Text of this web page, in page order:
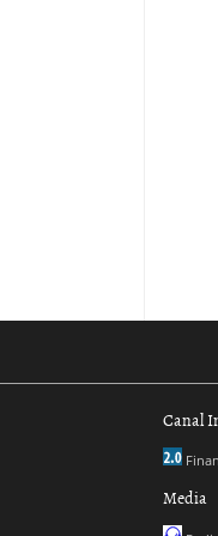
Canal
Media